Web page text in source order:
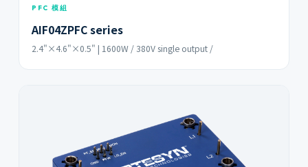
PFC 模組
AIF04ZPFC series
2.4"×4.6"×0.5" | 1600W / 380V single output /